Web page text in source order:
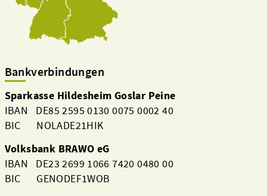
Bankverbindungen
Sparkasse Hildesheim Goslar Peine
IBAN DE85 2595 0130 0075 0002 40
BIC NOLADE21HIK
Volksbank BRAWO eG
IBAN DE23 2699 1066 7420 0480 00
BIC GENODEF1WOB